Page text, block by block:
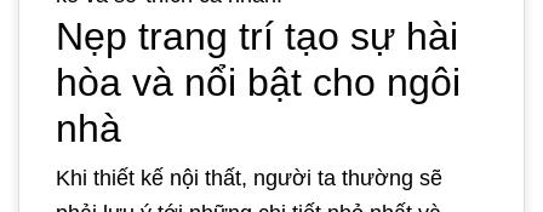
Nẹp trang trí tạo sự hài
hòa và nổi bật cho ngôi
nhà
Khi thiết kế nội thất, người ta thường sẽ